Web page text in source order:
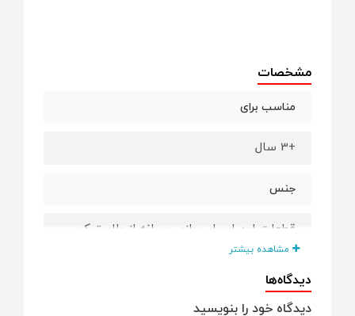
مشخصات
مناسب برای
+3 سال
جنس
قطعات این اسباب بازی پسرانه از پلاستیک
ABS با کیفیت و مرغوب است و فاقد هرگونه
تعداد قطعات
مشاهده بیشتر
دیدگاه‌ها
دیدگاه خود را بنویسید